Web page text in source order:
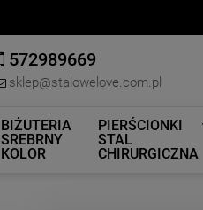
572989669
sklep@stalowelove.com.pl
BIŻUTERIA
SREBRNY
KOLOR
PIERŚCIONKI
STAL
CHIRURGICZNA